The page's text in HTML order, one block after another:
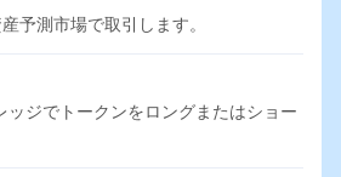
予測市場で取引します。
ッジでトークンをロングまたはショー